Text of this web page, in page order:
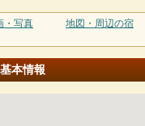
・写真 地図・周辺の宿
本情報